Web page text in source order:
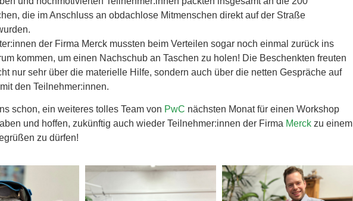
die im Anschluss an obdachlose Mitmenschen direkt auf der Straße
der Firma Merck mussten beim Verteilen sogar noch einmal zurück ins
kommen, um einen Nachschub an Taschen zu holen! Die Beschenkten freuten
nur sehr über die materielle Hilfe, sondern auch über die netten Gespräche auf
den Teilnehmer:innen.
schon, ein weiteres tolles Team von PwC nächsten Monat für einen Workshop
und hoffen, zukünftig auch wieder Teilnehmer:innen der Firma Merck zu einem
zu dürfen!